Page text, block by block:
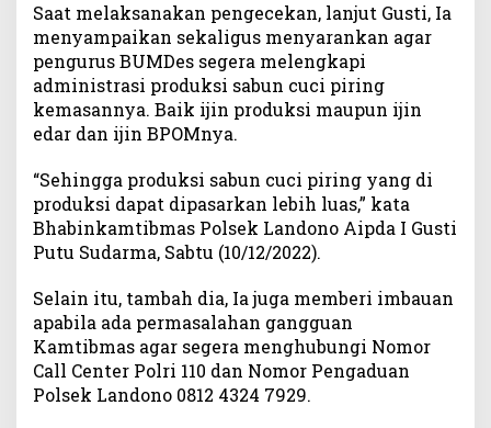
n
B
P
O
M
Saat melaksanakan pengecekan, lanjut Gusti, Ia
menyampaikan sekaligus menyarankan agar
pengurus BUMDes segera melengkapi
administrasi produksi sabun cuci piring
kemasannya. Baik ijin produksi maupun ijin
edar dan ijin BPOMnya.
“Sehingga produksi sabun cuci piring yang di
produksi dapat dipasarkan lebih luas,” kata
Bhabinkamtibmas Polsek Landono Aipda I Gusti
Putu Sudarma, Sabtu (10/12/2022).
Selain itu, tambah dia, Ia juga memberi imbauan
apabila ada permasalahan gangguan
Kamtibmas agar segera menghubungi Nomor
Call Center Polri 110 dan Nomor Pengaduan
Polsek Landono 0812 4324 7929.